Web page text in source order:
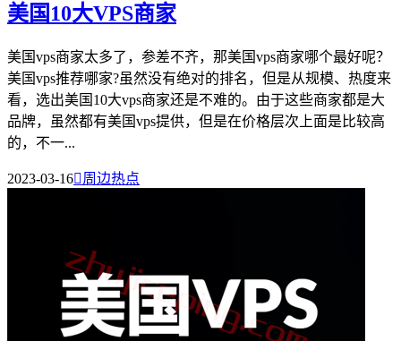
美国10大VPS商家
美国vps商家太多了，参差不齐，那美国vps商家哪个最好呢？
美国vps推荐哪家?虽然没有绝对的排名，但是从规模、热度来
看，选出美国10大vps商家还是不难的。由于这些商家都是大
品牌，虽然都有美国vps提供，但是在价格层次上面是比较高
的，不一...
2023-03-16周边热点